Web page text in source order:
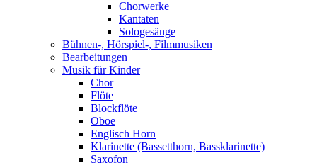
Chorwerke
Kantaten
Sologesänge
Bühnen-, Hörspiel-, Filmmusiken
Bearbeitungen
Musik für Kinder
Chor
Flöte
Blockflöte
Oboe
Englisch Horn
Klarinette (Bassetthorn, Bassklarinette)
Saxofon